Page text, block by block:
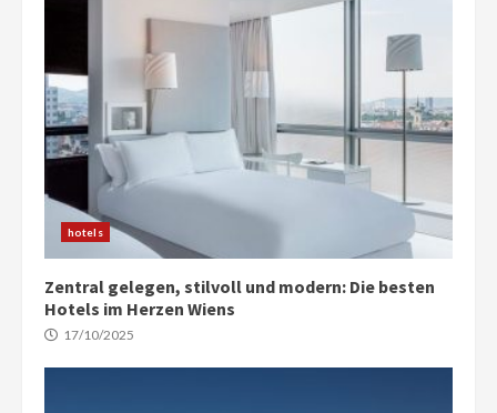
hotels
Zentral gelegen, stilvoll und modern: Die besten
Hotels im Herzen Wiens
17/10/2025